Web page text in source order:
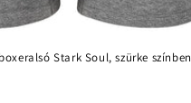
Stark Soul, szürke színben